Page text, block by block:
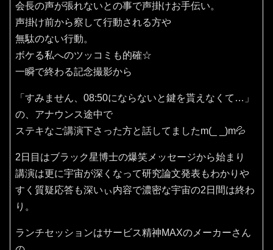
会長の声が張れないとの事で声掛けお手伝い。
声掛け前から察して行動される方や
無駄のない行動。
ボケる私へのツッコミも的確☆
一瞬で終わる記念撮影から
「すみません、08:50にならないと鍵を貰えなくて…」
の、アナウンス途中で
ステキなご講演下さった方と話してましたm(_ _)m💦
2日目はブラック星博士の爆笑メッセージから始まり
講演は更に宇宙が深くなって研究論文発表もわかりや
すく質疑応答も深いぃ内容で濃密な宇宙の2日間は終わ
り。
ランチセッションはサービス精神MAXのメーカーさん